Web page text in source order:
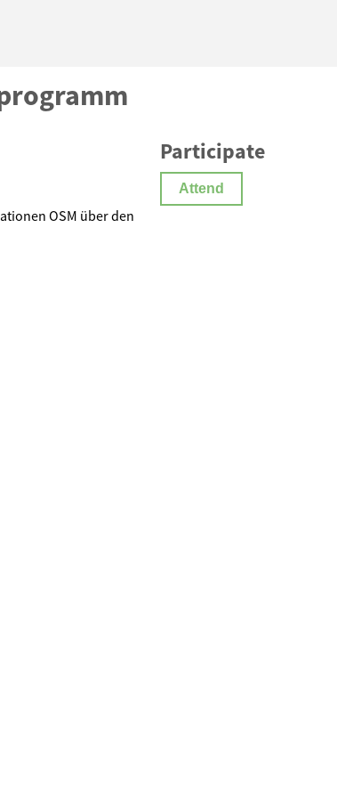
OSM über den
Participate
Attend